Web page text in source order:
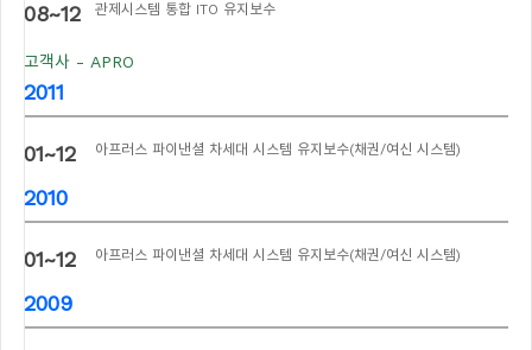
08~12 관제시스템 통합 ITO 유지보수
고객사 - APRO
2011
01~12 아프러스 파이낸셜 차세대 시스템 유지보수(채권/여신 시스템)
2010
01~12 아프러스 파이낸셜 차세대 시스템 유지보수(채권/여신 시스템)
2009